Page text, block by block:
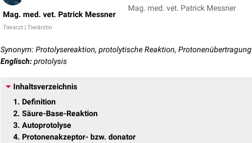
Mag. med. vet. Patrick Messner
Tierarzt | Tierärztin
Mag. med. vet. Patrick Messner
Synonym: Protolysereaktion, protolytische Reaktion,
Englisch: protolysis
Inhaltsverzeichnis
1
Definition
2 Säure-Base-Reaktion
3 Autoprotolyse
4 Protonenakzeptor- bzw. donator